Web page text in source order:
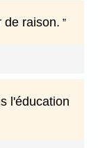
de raison.
l'éducation